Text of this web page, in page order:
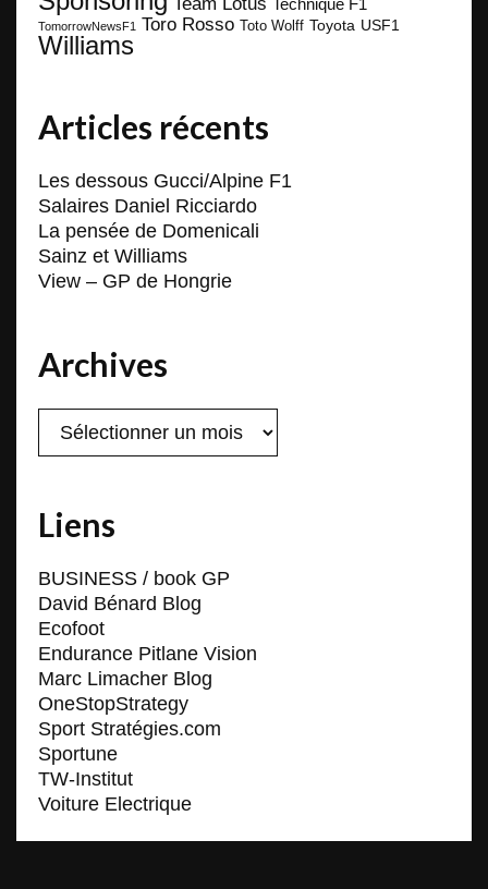
Technique F1
TomorrowNewsF1 Toro Rosso Toto Wolff Toyota USF1
Williams
Articles récents
Les dessous Gucci/Alpine F1
Salaires Daniel Ricciardo
La pensée de Domenicali
Sainz et Williams
View – GP de Hongrie
Archives
Liens
BUSINESS / book GP
David Bénard Blog
Ecofoot
Endurance Pitlane Vision
Marc Limacher Blog
OneStopStrategy
Sport Stratégies.com
Sportune
TW-Institut
Voiture Electrique